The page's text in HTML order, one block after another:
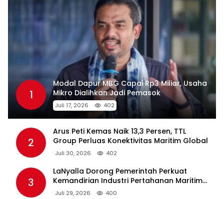
1
Modal Dapur MBG Capai Rp3 Miliar, Usaha
Mikro Dialihkan Jadi Pemasok
Juli 17, 2026 402
2
Arus Peti Kemas Naik 13,3 Persen, TTL
Group Perluas Konektivitas Maritim Global
Juli 30, 2026 402
3
LaNyalla Dorong Pemerintah Perkuat
Kemandirian Industri Pertahanan Maritim
Lewat PT PAL
Juli 29, 2026 400